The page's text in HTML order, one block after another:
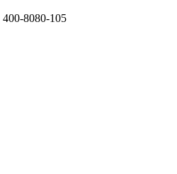
400-8080-105